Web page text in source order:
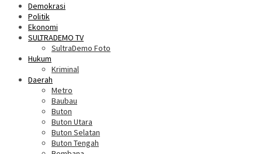
Demokrasi
Politik
Ekonomi
SULTRADEMO TV
SultraDemo Foto
Hukum
Kriminal
Daerah
Metro
Baubau
Buton
Buton Utara
Buton Selatan
Buton Tengah